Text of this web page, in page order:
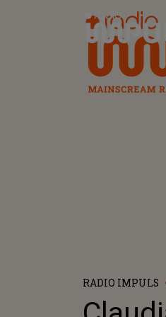
Radio Impuls
RADIO IMPULS